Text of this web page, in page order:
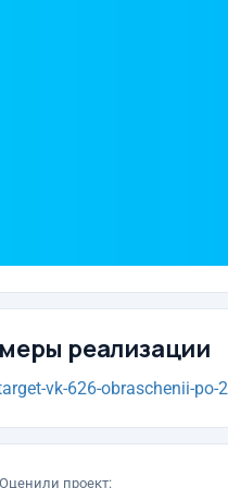
реализации
vk-626-obraschenii-po-
Оценили проект: